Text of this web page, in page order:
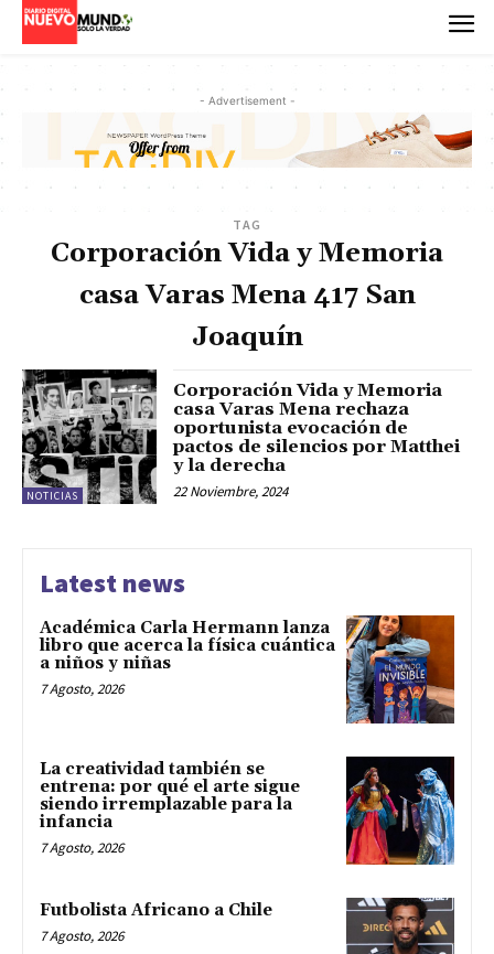
- Advertisement -
TAG
Corporación Vida y Memoria
casa Varas Mena 417 San
Joaquín
NOTICIAS
Corporación Vida y Memoria
casa Varas Mena rechaza
oportunista evocación de
pactos de silencios por Matthei
y la derecha
22 Noviembre, 2024
Latest news
Académica Carla Hermann lanza
libro que acerca la física cuántica
a niños y niñas
7 Agosto, 2026
La creatividad también se
entrena: por qué el arte sigue
siendo irremplazable para la
infancia
7 Agosto, 2026
Futbolista Africano a Chile
7 Agosto, 2026